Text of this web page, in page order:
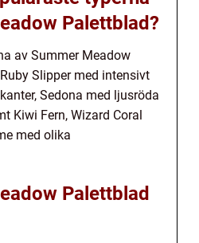
Palettblad?
av Summer Meadow
Slipper med intensivt
Sedona med ljusröda
Kiwi Fern, Wizard Coral
med olika
Palettblad